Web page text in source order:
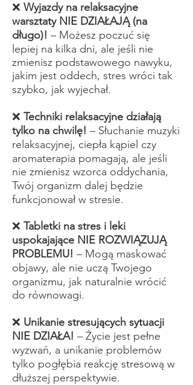
❌ Wyjazdy na relaksacyjne
warsztaty NIE DZIAŁAJĄ (na
długo)! – Możesz poczuć się
lepiej na kilka dni, ale jeśli nie
zmienisz podstawowego nawyku,
jakim jest oddech, stres wróci tak
szybko, jak wyjechał.
❌ Techniki relaksacyjne działają
tylko na chwilę! – Słuchanie muzyki
relaksacyjnej, ciepła kąpiel czy
aromaterapia pomagają, ale jeśli
nie zmienisz wzorca oddychania,
Twój organizm dalej będzie
funkcjonował w stresie.
❌ Tabletki na stres i leki
uspokajające NIE ROZWIĄZUJĄ
PROBLEMU! – Mogą maskować
objawy, ale nie uczą Twojego
organizmu, jak naturalnie wrócić
do równowagi.
❌ Unikanie stresujących sytuacji
NIE DZIAŁA! – Życie jest pełne
wyzwań, a unikanie problemów
tylko pogłębia reakcję stresową w
dłuższej perspektywie.